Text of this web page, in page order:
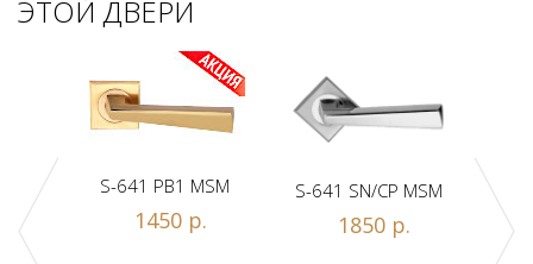
ЭТОЙ ДВЕРИ
A
S-641 PB1 MSM
1450 р.
S-641 SN/CP MSM
1850 р.